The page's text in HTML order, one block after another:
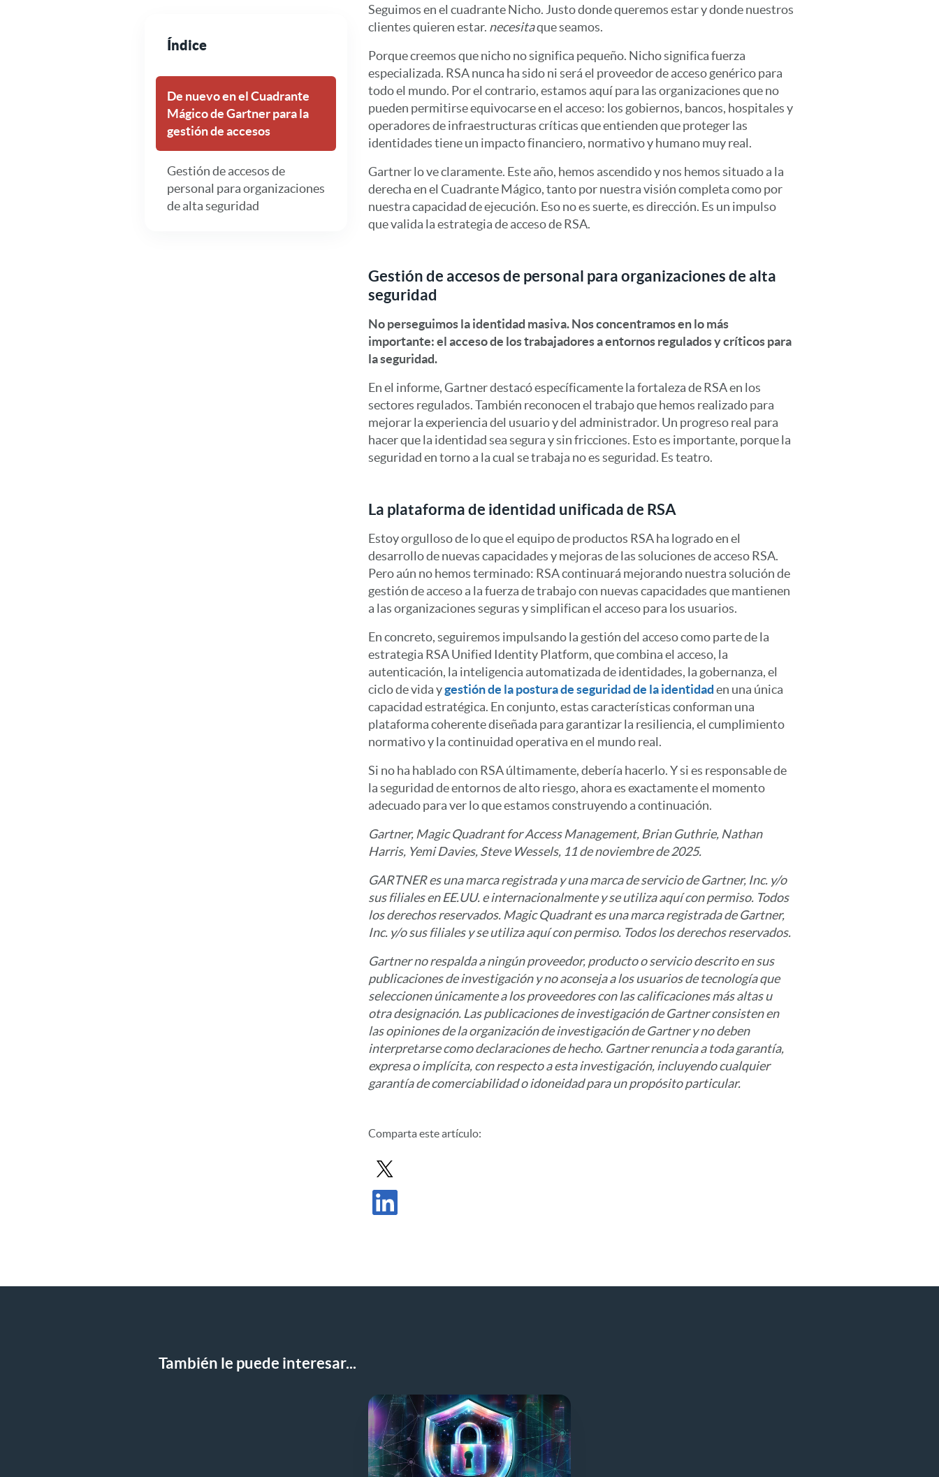
Índice
De nuevo en el Cuadrante
Mágico de Gartner para la
gestión de accesos
Gestión de accesos de
personal para organizaciones
de alta seguridad
Seguimos en el cuadrante Nicho. Justo donde queremos estar y donde nuestros
clientes quieren estar. necesitaque seamos.
Porque creemos que nicho no significa pequeño. Nicho significa fuerza
especializada. RSA nunca ha sido ni será el proveedor de acceso genérico para
todo el mundo. Por el contrario, estamos aquí para las organizaciones que no
pueden permitirse equivocarse en el acceso: los gobiernos, bancos, hospitales y
operadores de infraestructuras críticas que entienden que proteger las
identidades tiene un impacto financiero, normativo y humano muy real.
Gartner lo ve claramente. Este año, hemos ascendido y nos hemos situado a la
derecha en el Cuadrante Mágico, tanto por nuestra visión completa como por
nuestra capacidad de ejecución. Eso no es suerte, es dirección. Es un impulso
que valida la estrategia de acceso de RSA.
Gestión de accesos de personal para organizaciones de alta
seguridad
No perseguimos la identidad masiva. Nos concentramos en lo más
importante: el acceso de los trabajadores a entornos regulados y críticos para
la seguridad.
En el informe, Gartner destacó específicamente la fortaleza de RSA en los
sectores regulados. También reconocen el trabajo que hemos realizado para
mejorar la experiencia del usuario y del administrador. Un progreso real para
hacer que la identidad sea segura y sin fricciones. Esto es importante, porque la
seguridad en torno a la cual se trabaja no es seguridad. Es teatro.
La plataforma de identidad unificada de RSA
Estoy orgulloso de lo que el equipo de productos RSA ha logrado en el
desarrollo de nuevas capacidades y mejoras de las soluciones de acceso RSA.
Pero aún no hemos terminado: RSA continuará mejorando nuestra solución de
gestión de acceso a la fuerza de trabajo con nuevas capacidades que mantienen
a las organizaciones seguras y simplifican el acceso para los usuarios.
En concreto, seguiremos impulsando la gestión del acceso como parte de la
estrategia RSA Unified Identity Platform, que combina el acceso, la
autenticación, la inteligencia automatizada de identidades, la gobernanza, el
ciclo de vida ygestión de la postura de seguridad de la identidaden una única
capacidad estratégica. En conjunto, estas características conforman una
plataforma coherente diseñada para garantizar la resiliencia, el cumplimiento
normativo y la continuidad operativa en el mundo real.
Si no ha hablado con RSA últimamente, debería hacerlo. Y si es responsable de
la seguridad de entornos de alto riesgo, ahora es exactamente el momento
adecuado para ver lo que estamos construyendo a continuación.
Gartner, Magic Quadrant for Access Management, Brian Guthrie, Nathan
Harris, Yemi Davies, Steve Wessels, 11 de noviembre de 2025.
GARTNER es una marca registrada y una marca de servicio de Gartner, Inc. y/o
sus filiales en EE.UU. e internacionalmente y se utiliza aquí con permiso. Todos
los derechos reservados. Magic Quadrant es una marca registrada de Gartner,
Inc. y/o sus filiales y se utiliza aquí con permiso. Todos los derechos reservados.
Gartner no respalda a ningún proveedor, producto o servicio descrito en sus
publicaciones de investigación y no aconseja a los usuarios de tecnología que
seleccionen únicamente a los proveedores con las calificaciones más altas u
otra designación. Las publicaciones de investigación de Gartner consisten en
las opiniones de la organización de investigación de Gartner y no deben
interpretarse como declaraciones de hecho. Gartner renuncia a toda garantía,
expresa o implícita, con respecto a esta investigación, incluyendo cualquier
garantía de comerciabilidad o idoneidad para un propósito particular.
Comparta este artículo:
Compartir entrada en X
También le puede interesar...